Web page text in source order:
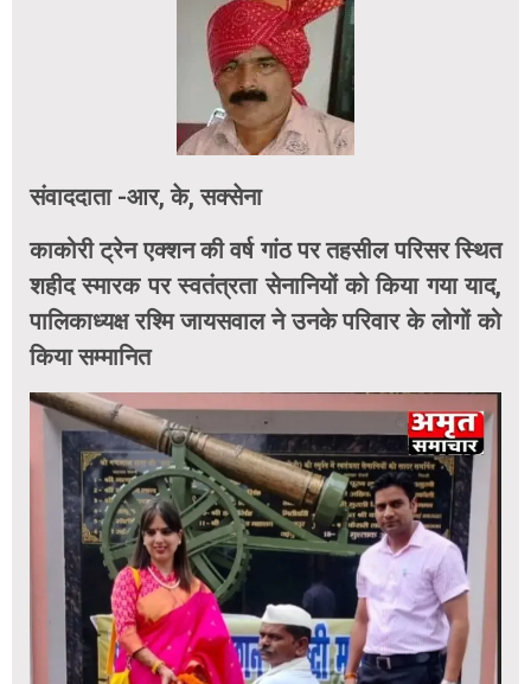
संवाददाता -आर, के, सक्सेना
काकोरी ट्रेन एक्शन की वर्ष गांठ पर तहसील परिसर स्थित
शहीद स्मारक पर स्वतंत्रता सेनानियों को किया गया याद,
पालिकाध्यक्ष रश्मि जायसवाल ने उनके परिवार के लोगों को
किया सम्मानित